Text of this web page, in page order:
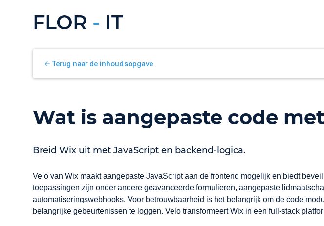
FLOR - IT
Terug naar de inhoudsopgave
Wat is aangepaste code
Breid Wix uit met JavaScript en backend-logica.
Velo van Wix maakt aangepaste JavaScript aan de frontend mogelijk en biedt
toepassingen zijn onder andere geavanceerde formulieren, aangepaste
automatiseringswebhooks. Voor betrouwbaarheid is het belangrijk om de code
belangrijke gebeurtenissen te loggen. Velo transformeert Wix in een full-stack